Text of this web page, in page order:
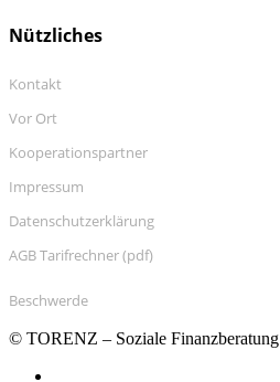
Nützliches
Kontakt
Vor Ort
Kooperationspartner
Impressum
Datenschutzerklärung
AGB Tarifrechner (pdf)
Beschwerde
© TORENZ – Soziale Finanzberatung